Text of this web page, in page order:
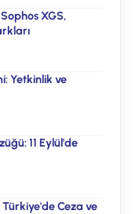
XGS,
Yetkinlik ve
11 Eylül'de
Türkiye'de Ceza ve